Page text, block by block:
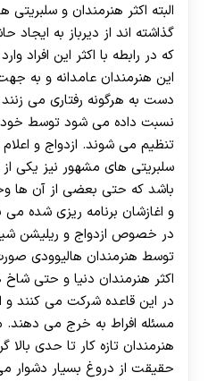
البته اکثر هنرمندان و سلبریتی
گذاشته اند از دیرباز به
که در رابطه با اکثر این افراد
این هنرمندان عامدانه و به
دست به هرگونه رفتاری می زنند
نسبت داده می شود توسط خود
تنظیم می شوند. ازدواج و
سلبریتی های مشهور نیز یکی
باشد که حتی بعضی از آن ها
و اغازشان برنامه ریزی شده
در خصوص ازدواج و ریلیشن
توسط هنرمندان هالیوودی
اکثر هنرمندان دنیا و حتی
در این قاعده شرکت می کنند و
مسئله افراط به خرج می
هنرمندان تازه کار تا حدی
حقیقت از دروغ بسیار دشوار